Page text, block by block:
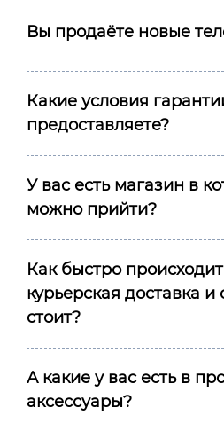
Вы продаёте новые
Какие условия
предоставляете?
У вас есть магазин в
можно прийти?
Как быстро происходит
курьерская доставка и
стоит?
А какие у вас есть в
аксессуары?